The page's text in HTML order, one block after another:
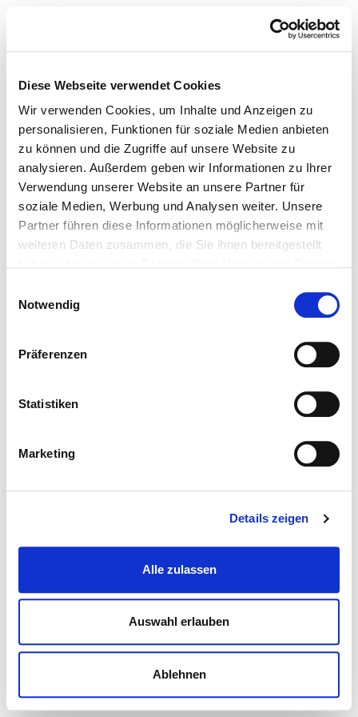
Diese Webseite verwendet Cookies
Wir verwenden Cookies, um Inhalte und Anzeigen zu
personalisieren, Funktionen für soziale Medien anbieten
zu können und die Zugriffe auf unsere Website zu
analysieren. Außerdem geben wir Informationen zu Ihrer
Verwendung unserer Website an unsere Partner für
soziale Medien, Werbung und Analysen weiter. Unsere
Partner führen diese Informationen möglicherweise mit
weiteren Daten zusammen, die Sie ihnen bereitgestellt
Notwendig
Präferenzen
Statistiken
Marketing
Details zeigen
Alle zulassen
Auswahl erlauben
Ablehnen